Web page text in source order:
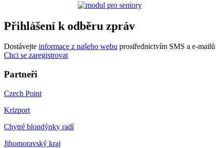
Přihlášení k odběru zpráv
Dostávejte informace z našeho webu prostřednictvím SMS a e-mailů
Chci se zaregistrovat
Partneři
Czech Point
Krizport
Chytré blondýnky radí
Jihomoravský kraj